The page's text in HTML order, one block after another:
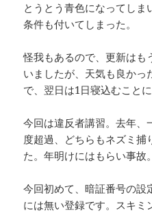
とうとう青色になってし
条件も付いてしまった。
怪我もあるので、更新はも
いましたが、天気も良か
で、翌日は1日寝込むことに
今回は違反者講習。去年、
度超過、どちらもネズミ捕
た。年明けにはもらい事故
今回初めて、暗証番号の設
には無い登録です。スキミ